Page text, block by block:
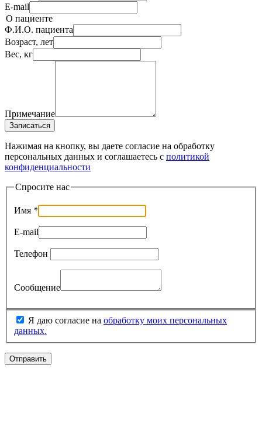
E-mail
О пациенте
Ф.И.О. пациента
Возраст, лет
Вес, кг
Примечание
Записаться
Нажимая на кнопку, вы даете согласие на обработку
персональных данных и соглашаетесь c политикой
конфиденциальности
Спросите нас
Имя *
E-mail
Телефон
Сообщение
Я даю согласие на обработку моих персональных
данных.
Отправить